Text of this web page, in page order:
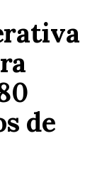
de